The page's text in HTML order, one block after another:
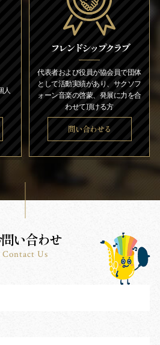
人
フレンドシップクラブ
代表者および役員が協会員で団体
として活動実績があり、サクソフ
ォーン音楽の啓蒙、発展に力を合
わせて頂ける方
問い合わせる
い合わせ
Contact Us